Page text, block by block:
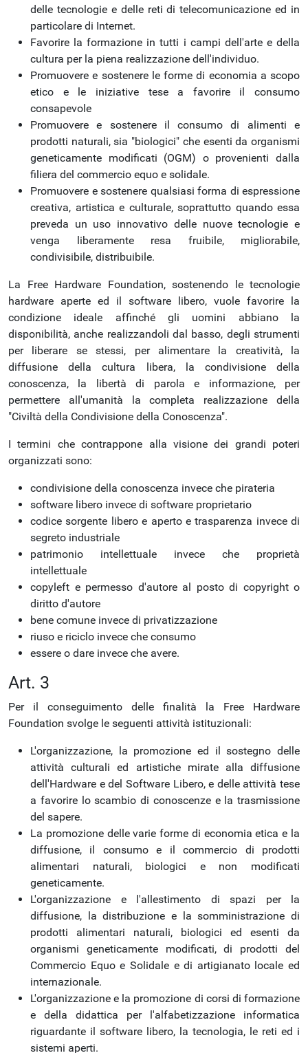
delle tecnologie e delle reti di telecomunicazione ed in
particolare di Internet.
Favorire la formazione in tutti i campi dell'arte e della
cultura per la piena realizzazione dell'individuo.
Promuovere e sostenere le forme di economia a scopo
etico e le iniziative tese a favorire il consumo
consapevole
Promuovere e sostenere il consumo di alimenti e
prodotti naturali, sia "biologici" che esenti da organismi
geneticamente modificati (OGM) o provenienti dalla
filiera del commercio equo e solidale.
Promuovere e sostenere qualsiasi forma di espressione
creativa, artistica e culturale, soprattutto quando essa
preveda un uso innovativo delle nuove tecnologie e
venga liberamente resa fruibile, migliorabile,
condivisibile, distribuibile.
La Free Hardware Foundation, sostenendo le tecnologie
hardware aperte ed il software libero, vuole favorire la
condizione ideale affinché gli uomini abbiano la
disponibilità, anche realizzandoli dal basso, degli strumenti
per liberare se stessi, per alimentare la creatività, la
diffusione della cultura libera, la condivisione della
conoscenza, la libertà di parola e informazione, per
permettere all'umanità la completa realizzazione della
"Civiltà della Condivisione della Conoscenza".
I termini che contrappone alla visione dei grandi poteri
organizzati sono:
condivisione della conoscenza invece che pirateria
software libero invece di software proprietario
codice sorgente libero e aperto e trasparenza invece di
segreto industriale
patrimonio intellettuale invece che proprietà
intellettuale
copyleft e permesso d'autore al posto di copyright o
diritto d'autore
bene comune invece di privatizzazione
riuso e riciclo invece che consumo
essere o dare invece che avere.
Art. 3
Per il conseguimento delle finalità la Free Hardware
Foundation svolge le seguenti attività istituzionali:
L'organizzazione, la promozione ed il sostegno delle
attività culturali ed artistiche mirate alla diffusione
dell'Hardware e del Software Libero, e delle attività tese
a favorire lo scambio di conoscenze e la trasmissione
del sapere.
La promozione delle varie forme di economia etica e la
diffusione, il consumo e il commercio di prodotti
alimentari naturali, biologici e non modificati
geneticamente.
L'organizzazione e l'allestimento di spazi per la
diffusione, la distribuzione e la somministrazione di
prodotti alimentari naturali, biologici ed esenti da
organismi geneticamente modificati, di prodotti del
Commercio Equo e Solidale e di artigianato locale ed
internazionale.
L'organizzazione e la promozione di corsi di formazione
e della didattica per l'alfabetizzazione informatica
riguardante il software libero, la tecnologia, le reti ed i
sistemi aperti.